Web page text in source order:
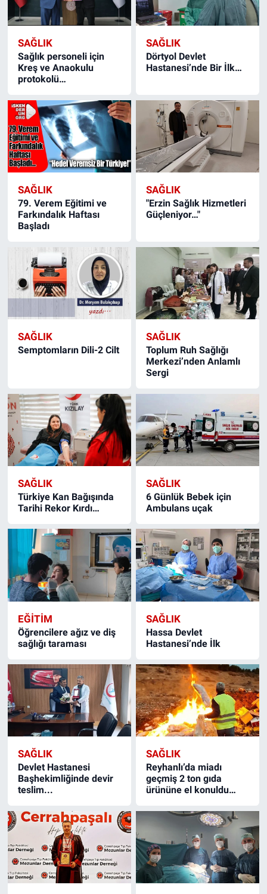
SAĞLIK
Sağlık personeli için
Kreş ve Anaokulu
protokolü…
SAĞLIK
Dörtyol Devlet
Hastanesi’nde Bir İlk…
SAĞLIK
79. Verem Eğitimi ve
Farkındalık Haftası
Başladı
SAĞLIK
"Erzin Sağlık Hizmetleri
Güçleniyor…"
SAĞLIK
Semptomların Dili-2 Cilt
SAĞLIK
Toplum Ruh Sağlığı
Merkezi’nden Anlamlı
Sergi
SAĞLIK
Türkiye Kan Bağışında
Tarihi Rekor Kırdı…
SAĞLIK
6 Günlük Bebek için
Ambulans uçak
EĞITIM
Öğrencilere ağız ve diş
sağlığı taraması
SAĞLIK
Hassa Devlet
Hastanesi’nde İlk
SAĞLIK
Devlet Hastanesi
Başhekimliğinde devir
teslim...
SAĞLIK
Reyhanlı’da miadı
geçmiş 2 ton gıda
ürününe el konuldu…